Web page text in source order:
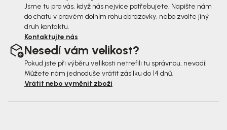
Jsme tu pro vás, když nás nejvíce potřebujete. Napište nám
do chatu v pravém dolním rohu obrazovky, nebo zvolte jiný
druh kontaktu.
Kontaktujte nás
Nesedí vám velikost?
Pokud jste při výběru velikosti netrefili tu správnou, nevadí!
Můžete nám jednoduše vrátit zásilku do 14 dnů.
Vrátit nebo vyměnit zboží